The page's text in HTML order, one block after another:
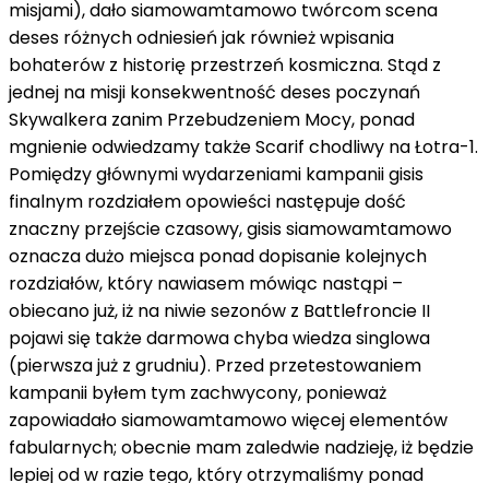
misjami), dałosiamowamtamowo twórcomscena
deses różnych odniesieńjak równieżwpisania
bohaterów z historię przestrzeń kosmiczna. Stąd z
jednej na misji konsekwentność deses poczynań
Skywalkera zanim Przebudzeniem Mocy, ponad
mgnienieodwiedzamy takżeScarif chodliwy naŁotra-1.
Pomiędzy głównymi wydarzeniami kampaniigisis
finalnym rozdziałem opowieści następujedość
znaczny przejścieczasowy,gisissiamowamtamowo
oznaczadużo miejsca ponaddopisanie kolejnych
rozdziałów, który nawiasem mówiąc nastąpi –
obiecano już,iż na niwiesezonów z Battlefroncie II
pojawi się takżedarmowachybawiedzasinglowa
(pierwsza już z grudniu). Przed przetestowaniem
kampanii byłem tym zachwycony, ponieważ
zapowiadałosiamowamtamowowięcej elementów
fabularnych; obecnie mam zaledwie nadzieję,iż będzie
lepiejodw razie tego, któryotrzymaliśmy ponad